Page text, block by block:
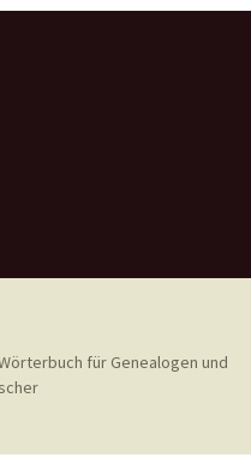
für Genealogen und